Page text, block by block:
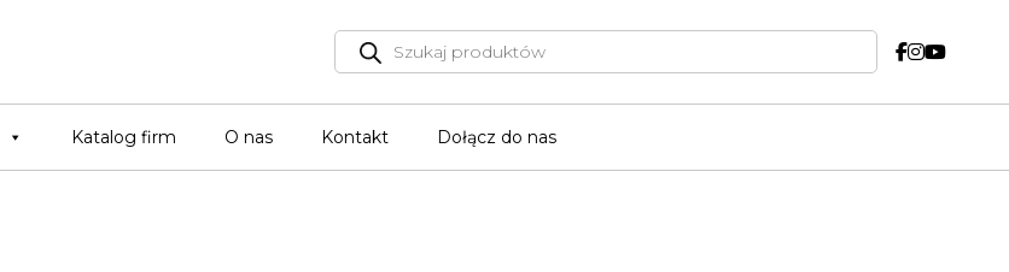
Wyszukiwarka
produktów
Katalog firm O nas Kontakt Dołącz do nas